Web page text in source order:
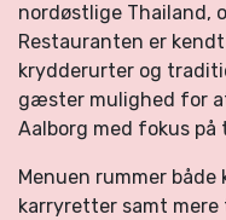
nordøstlige Thailand,
Restauranten er
krydderurter og
gæster mulighed for
Aalborg med fokus
Menuen rummer både
karryretter samt